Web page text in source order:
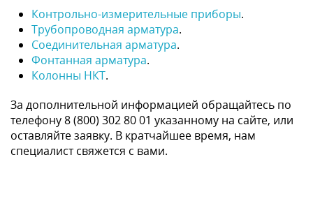
Контрольно-измерительные приборы.
Трубопроводная арматура.
Соединительная арматура.
Фонтанная арматура.
Колонны НКТ.
За дополнительной информацией обращайтесь по
телефону 8 (800) 302 80 01 указанному на сайте, или
оставляйте заявку. В кратчайшее время, нам
специалист свяжется с вами.